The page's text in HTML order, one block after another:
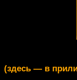
(здесь — в